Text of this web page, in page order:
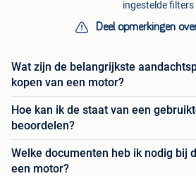
ingestelde filters
Deel opmerkingen
Wat zijn de belangrijkste
kopen van een motor?
Hoe kan ik de staat van een
beoordelen?
Welke documenten heb ik nodig bij
een motor?